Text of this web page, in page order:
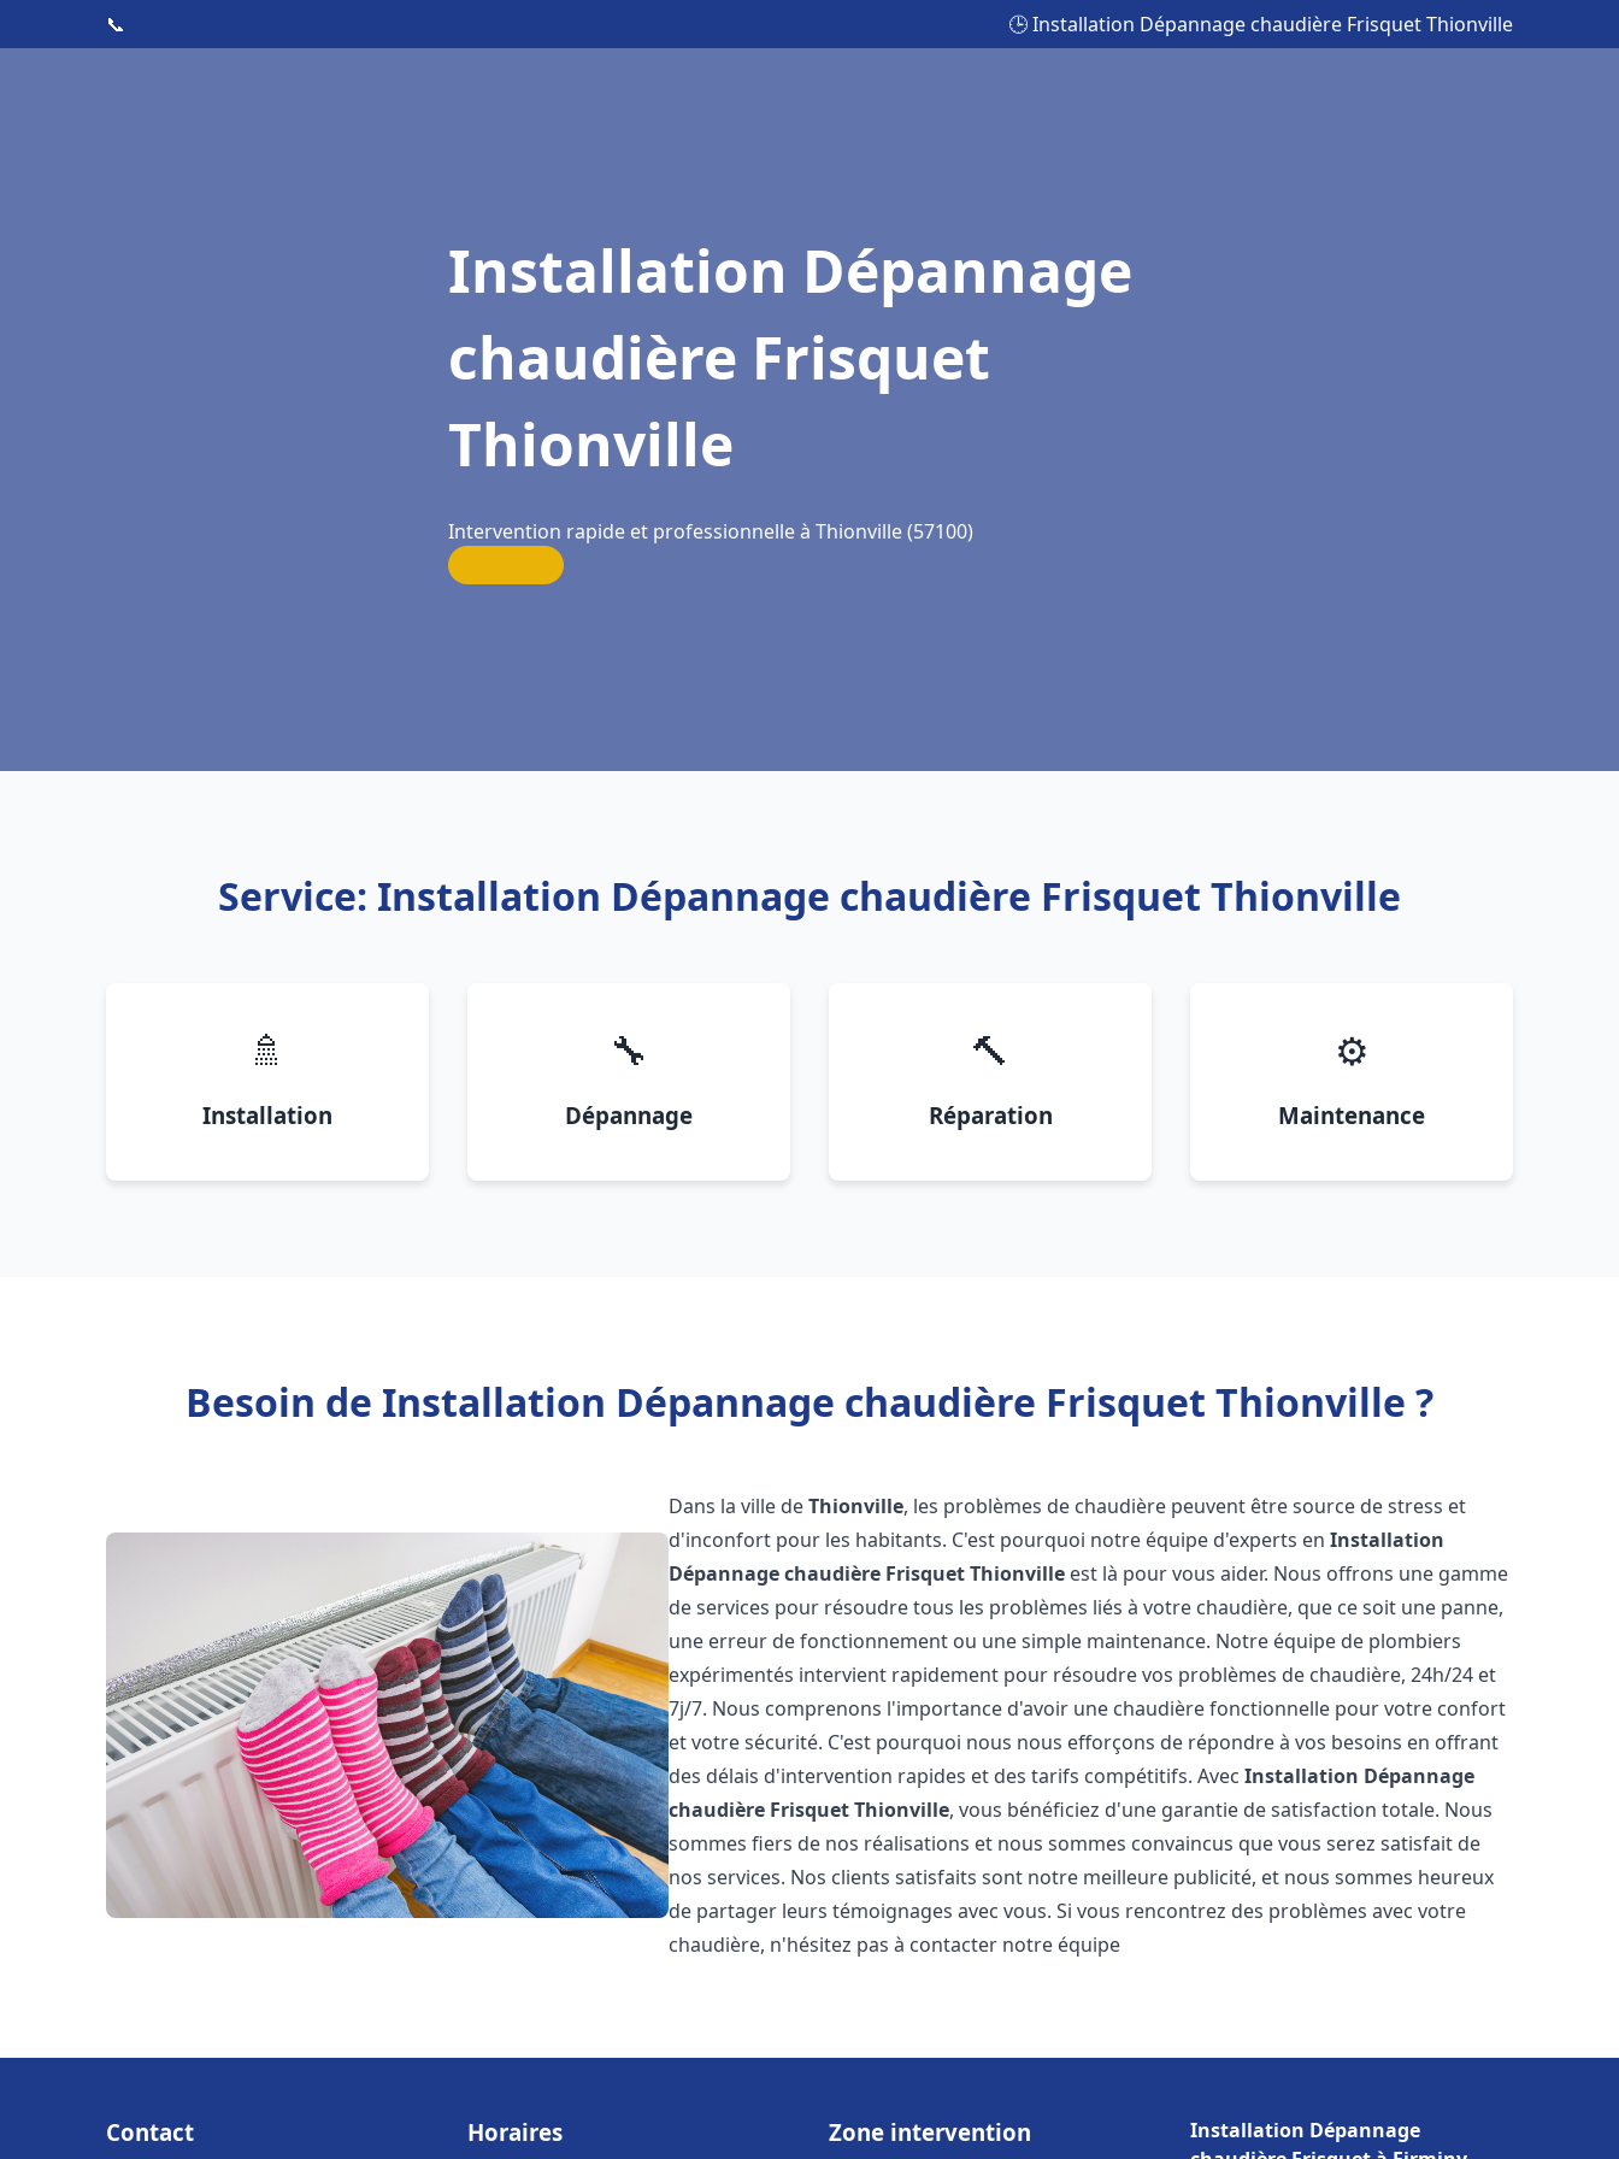
📞 🕒 Installation Dépannage chaudière Frisquet Thionville
Installation Dépannage
chaudière Frisquet
Thionville
Intervention rapide et professionnelle à Thionville (57100)
Service: Installation Dépannage chaudière Frisquet Thionville
🚿
Installation
🔧
Dépannage
🔨
Réparation
⚙️
Maintenance
Besoin de Installation Dépannage chaudière Frisquet Thionville ?
Dans la ville deThionville, les problèmes de chaudière peuvent être source de stress et
d'inconfort pour les habitants. C'est pourquoi notre équipe d'experts enInstallation
Dépannage chaudière FrisquetThionville est là pour vous aider. Nous offrons une gamme
de services pour résoudre tous les problèmes liés à votre chaudière, que ce soit une panne,
une erreur de fonctionnement ou une simple maintenance. Notre équipe de plombiers
expérimentés intervient rapidement pour résoudre vos problèmes de chaudière, 24h/24 et
7j/7. Nous comprenons l'importance d'avoir une chaudière fonctionnelle pour votre confort
et votre sécurité. C'est pourquoi nous nous efforçons de répondre à vos besoins en offrant
des délais d'intervention rapides et des tarifs compétitifs. AvecInstallation Dépannage
chaudière FrisquetThionville, vous bénéficiez d'une garantie de satisfaction totale. Nous
sommes fiers de nos réalisations et nous sommes convaincus que vous serez satisfait de
nos services. Nos clients satisfaits sont notre meilleure publicité, et nous sommes heureux
de partager leurs témoignages avec vous. Si vous rencontrez des problèmes avec votre
chaudière, n'hésitez pas à contacter notre équipe
Contact Horaires Zone intervention
Installation Dépannage